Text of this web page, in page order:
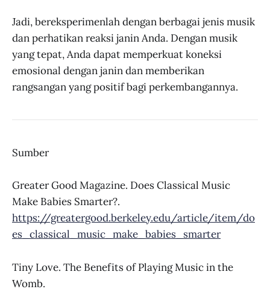
Jadi, bereksperimenlah dengan berbagai jenis musik
dan perhatikan reaksi janin Anda. Dengan musik
yang tepat, Anda dapat memperkuat koneksi
emosional dengan janin dan memberikan
rangsangan yang positif bagi perkembangannya.
Sumber
Greater Good Magazine. Does Classical Music
Make Babies Smarter?.
https://greatergood.berkeley.edu/article/item/do
es_classical_music_make_babies_smarter
Tiny Love. The Benefits of Playing Music in the
Womb.